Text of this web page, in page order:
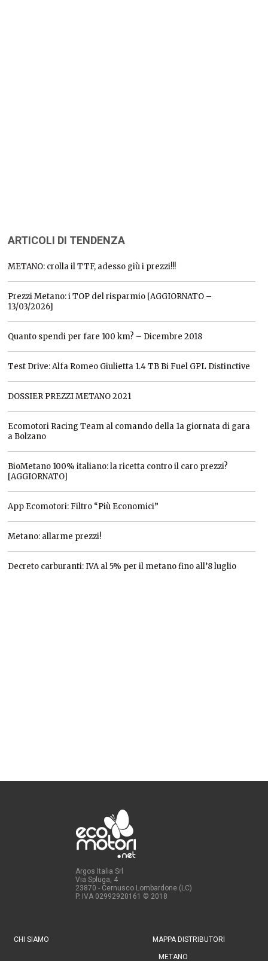
ARTICOLI DI TENDENZA
METANO: crolla il TTF, adesso giù i prezzi!!!
Prezzi Metano: i TOP del risparmio [AGGIORNATO –
13/03/2026]
Quanto spendi per fare 100 km? – Dicembre 2018
Test Drive: Alfa Romeo Giulietta 1.4 TB Bi Fuel GPL Distinctive
DOSSIER PREZZI METANO 2021
Ecomotori Racing Team al comando della 1a giornata di gara
a Bolzano
BioMetano 100% italiano: la ricetta contro il caro prezzi?
[AGGIORNATO]
App Ecomotori: Filtro “Più Economici”
Metano: allarme prezzi!
Decreto carburanti: IVA al 5% per il metano fino all’8 luglio
Argos Italia Srl
Via Spluga, 4
23870 - Cernusco Lombardone (LC)
P. IVA 02992920161 © 2018
CHI SIAMO MAPPA DISTRIBUTORI
METANO